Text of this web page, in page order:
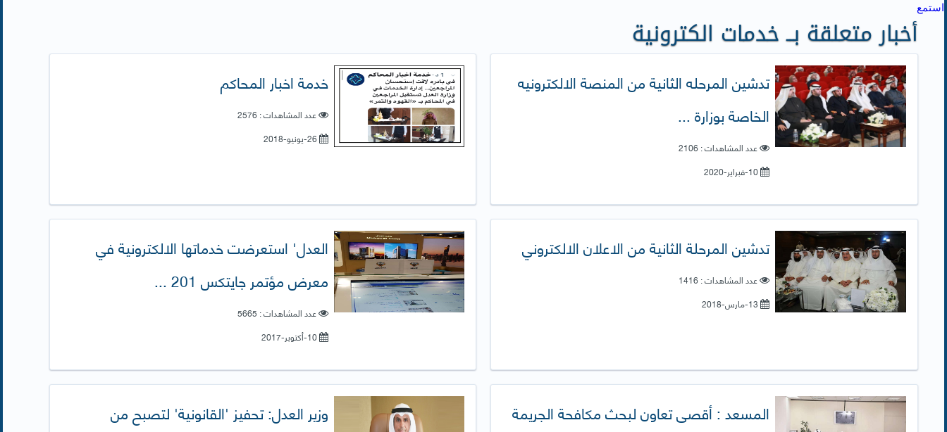
استمع
أخبار متعلقة بــ خدمات الكترونية
​تدشين المرحله الثانية من المنصة الالكترونيه
الخاصة بوزارة ...
عدد المشاهدات : 2106
10-فبراير-2020
خدمة اخبار المحاكم
عدد المشاهدات : 2576
26-يونيو-2018
تدشين المرحلة الثانية من الاعلان الالكتروني
عدد المشاهدات : 1416
13-مارس-2018
العدل' استعرضت خدماتها الالكترونية في
معرض مؤتمر جايتكس 201 ...
عدد المشاهدات : 5665
10-أكتوبر-2017
المسعد : أقصى تعاون لبحث مكافحة الجريمة وزير العدل: تحفيز 'القانونية' لتصبح من